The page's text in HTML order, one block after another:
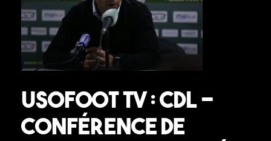
USOFOOT TV : CDL –
Conférence de